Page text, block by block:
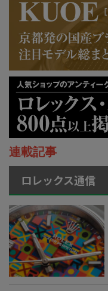
連載記事
ロレックス通信